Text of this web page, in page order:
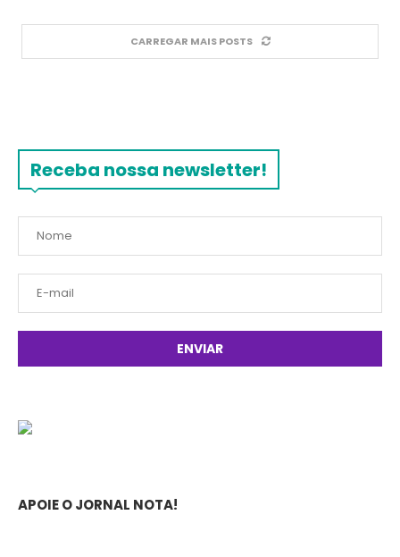
CARREGAR MAIS POSTS
Receba nossa newsletter!
APOIE O JORNAL NOTA!